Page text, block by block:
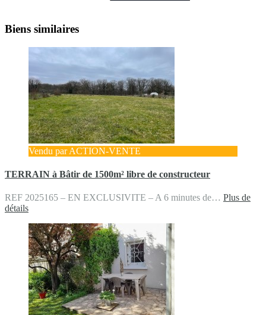
Biens similaires
Vendu par ACTION-VENTE
TERRAIN à Bâtir de 1500m² libre de constructeur
REF 2025165 – EN EXCLUSIVITE – A 6 minutes de… Plus de
détails